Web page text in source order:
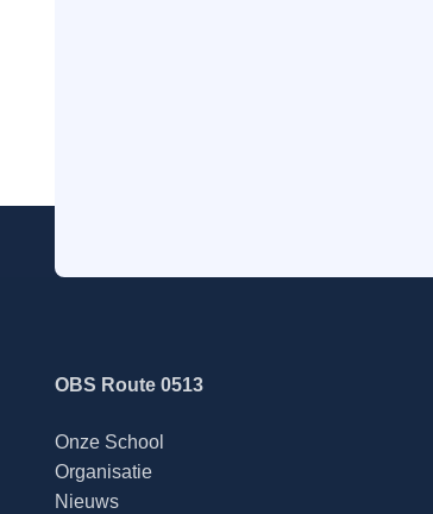
OBS Route 0513
Onze School
Organisatie
Nieuws